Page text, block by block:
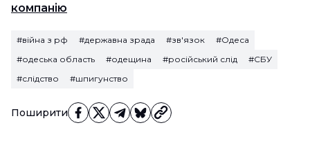
Поширити
компанію
#війна з рф #державна зрада #зв'язок
#Одеса
#одеська область
#одещина #російський слід
#СБУ
#слідство
#шпигунство